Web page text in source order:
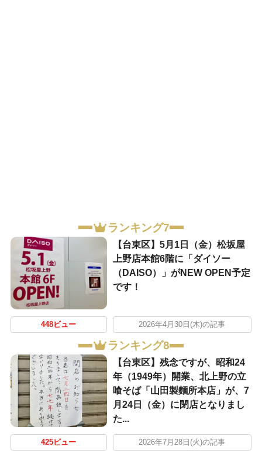
ランキング7
【台東区】5月1日（金）松坂屋
上野店本館6階に「ダイソー
（DAISO）」がNEW OPEN予定
です！
448ビュー 2026年4月30日(木)の記事
ランキング8
【台東区】残念ですが、昭和24
年（1949年）開業、北上野の立
喰そば「山田製麵所本店」が、7
月24日（金）に閉店となりまし
た...
425ビュー 2026年7月28日(火)の記事